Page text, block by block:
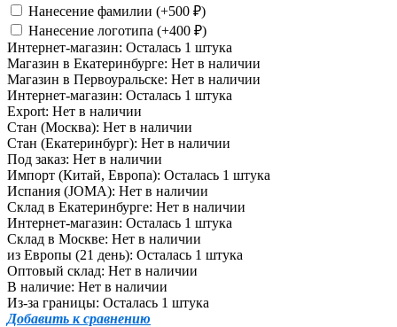
Нанесение фамилии (+500 ₽)
Нанесение логотипа (+400 ₽)
Интернет-магазин: Осталась 1 штука
Магазин в Екатеринбурге: Нет в наличии
Магазин в Первоуральске: Нет в наличии
Интернет-магазин: Осталась 1 штука
Export: Нет в наличии
Стан (Москва): Нет в наличии
Стан (Екатеринбург): Нет в наличии
Под заказ: Нет в наличии
Импорт (Китай, Европа): Осталась 1 штука
Испания (JOMA): Нет в наличии
Склад в Екатеринбурге: Нет в наличии
Интернет-магазин: Осталась 1 штука
Склад в Москве: Нет в наличии
из Европы (21 день): Осталась 1 штука
Оптовый склад: Нет в наличии
В наличие: Нет в наличии
Из-за границы: Осталась 1 штука
Добавить к сравнению